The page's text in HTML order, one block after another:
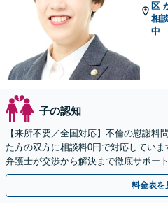
区
相
中
子の認知
【来所不要／全国対応】不倫の慰謝料
た方の双方に相談料0円で対応してい
弁護士が交渉から解決まで徹底サポー
手金の返還保証もありますので安心し
料金表を